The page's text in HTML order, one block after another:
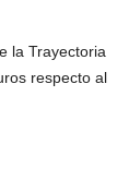
la Trayectoria
respecto al